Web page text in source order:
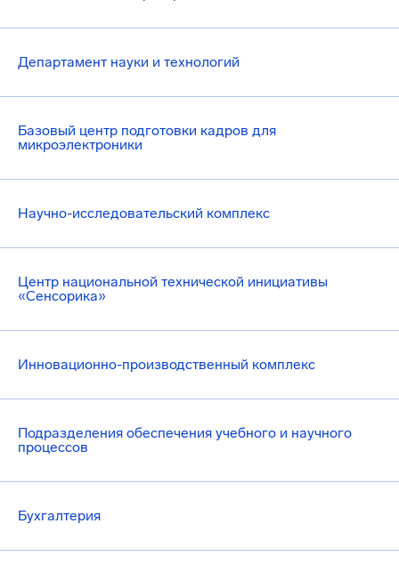
Департамент науки и технологий
Базовый центр подготовки кадров для
микроэлектроники
Научно-исследовательский комплекс
Центр национальной технической инициативы
«Сенсорика»
Инновационно-производственный комплекс
Подразделения обеспечения учебного и научного
процессов
Бухгалтерия